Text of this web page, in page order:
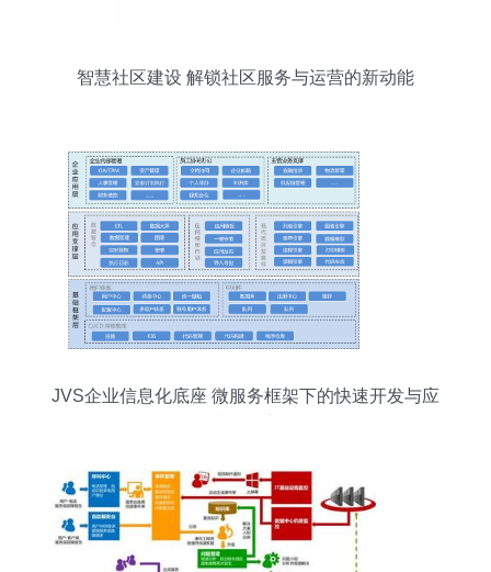
智慧社区建设 解锁社区服务与运营的新动能
JVS企业信息化底座 微服务框架下的快速开发与应